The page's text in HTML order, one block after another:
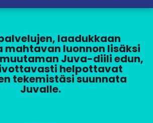
laadukkaan
mahtavan luonnon lisäksi
Juva-diili edun,
helpottavat
tekemistäsi suunnata
Juvalle.